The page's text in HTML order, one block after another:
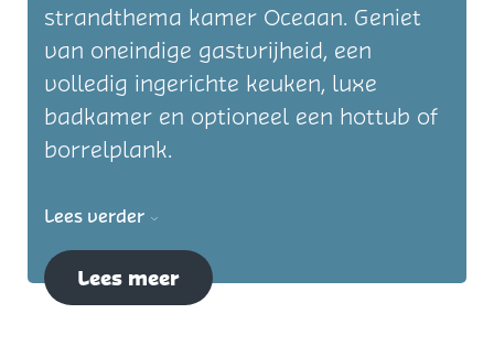
strandthema kamer Oceaan. Geniet
van oneindige gastvrijheid, een
volledig ingerichte keuken, luxe
badkamer en optioneel een hottub of
borrelplank.
Lees verder
Lees meer